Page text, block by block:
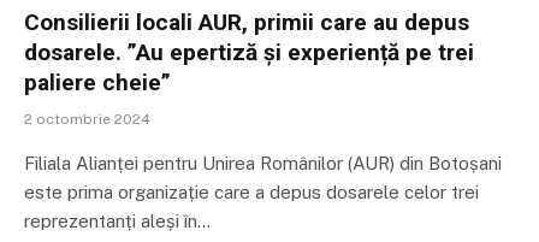
Consilierii locali AUR, primii care au depus
dosarele. ”Au epertiză și experiență pe trei
paliere cheie”
2 octombrie 2024
Filiala Alianței pentru Unirea Românilor (AUR) din Botoșani
este prima organizație care a depus dosarele celor trei
reprezentanți aleși în…